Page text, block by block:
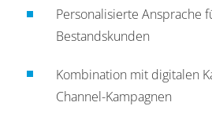
Personalisierte Ansprache
Bestandskunden
Kombination mit digitalen
Channel-Kampagnen